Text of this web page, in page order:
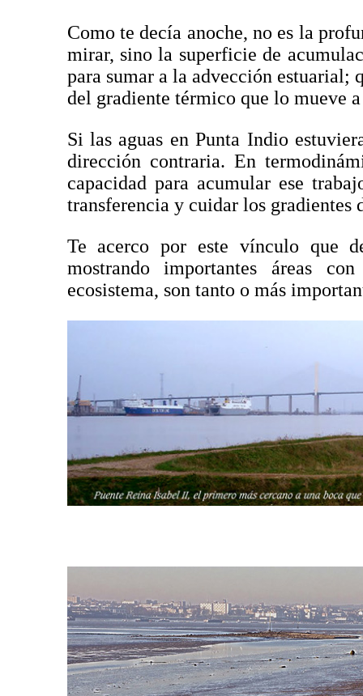
Como te decía anoche, no es la
mirar, sino la superficie de
para sumar a la advección estuarial;
del gradiente térmico que lo mueve
Si las aguas en Punta Indio
dirección contraria. En
capacidad para acumular ese
transferencia y cuidar los gradientes
Te acerco por este vínculo que
mostrando importantes áreas
ecosistema, son tanto o más